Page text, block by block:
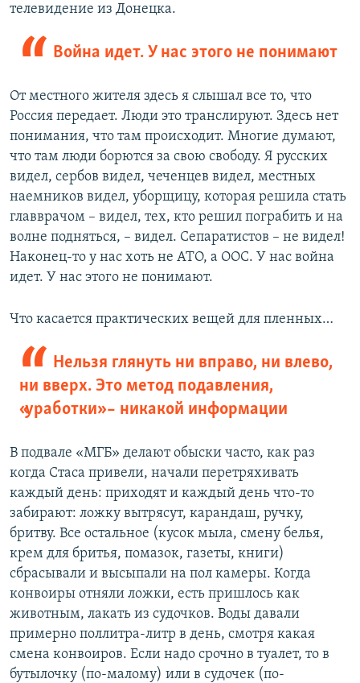
телевидение из Донецка.
Война идет. У нас этого не понимают
От местного жителя здесь я слышал все то, что
Россия передает. Люди это транслируют. Здесь нет
понимания, что там происходит. Многие думают,
что там люди борются за свою свободу. Я русских
видел, сербов видел, чеченцев видел, местных
наемников видел, уборщицу, которая решила стать
главврачом – видел, тех, кто решил пограбить и на
волне подняться, – видел. Сепаратистов – не видел!
Наконец-то у нас хоть не АТО, а ООС. У нас война
идет. У нас этого не понимают.
Что касается практических вещей для пленных…
Нельзя глянуть ни вправо, ни влево,
ни вверх. Это метод подавления,
«уработки» – никакой информации
В подвале «МГБ» делают обыски часто, как раз
когда Стаса привели, начали перетряхивать
каждый день: приходят и каждый день что-то
забирают: ложку вытрясут, карандаш, ручку,
бритву. Все остальное (кусок мыла, смену белья,
крем для бритья, помазок, газеты, книги)
сбрасывали и высыпали на пол камеры. Когда
конвоиры отняли ложки, есть пришлось как
животным, лакать из судочков. Воды давали
примерно поллитра-литр в день, смотря какая
смена конвоиров. Если надо срочно в туалет, то в
бутылочку (по-малому) или в судочек (по-